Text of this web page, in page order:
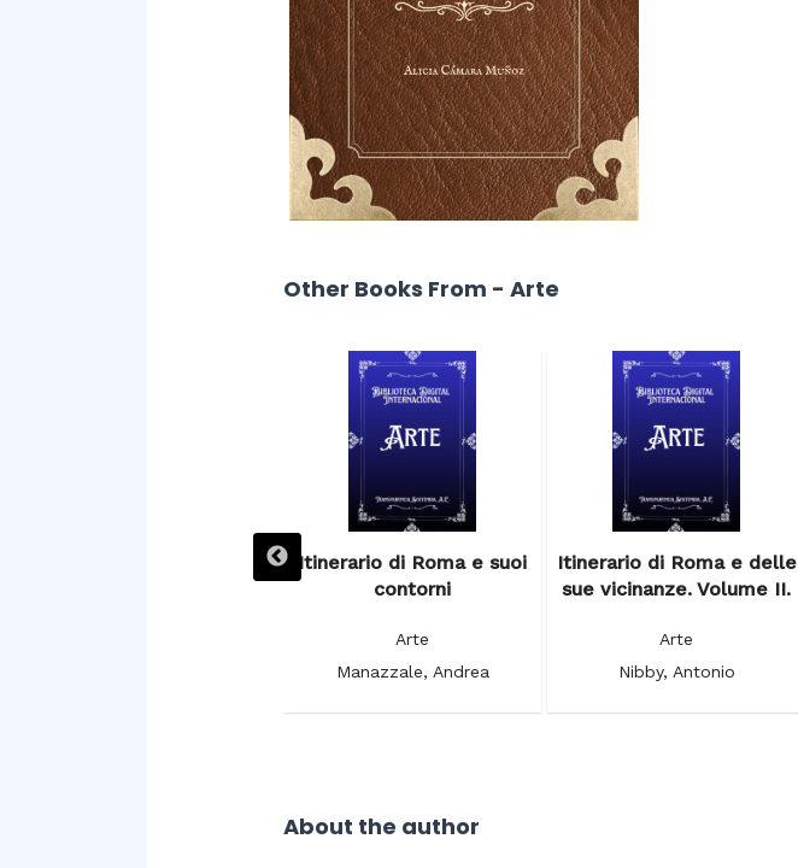
Other Books From - Arte
artistique et monumentale,
Itinerario di Roma e suoi
contorni
Arte
Manazzale, Andrea
Itinerario di Roma e delle
sue vicinanze. Volume II.
Arte
Nibby, Antonio
About the author